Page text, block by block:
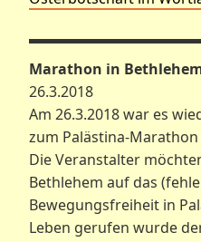
Marathon in
26.3.2018
Am 26.3.2018 war es
zum Palästina-
Die Veranstalter
Bethlehem auf das
Bewegungsfreiheit in
Leben gerufen wurde